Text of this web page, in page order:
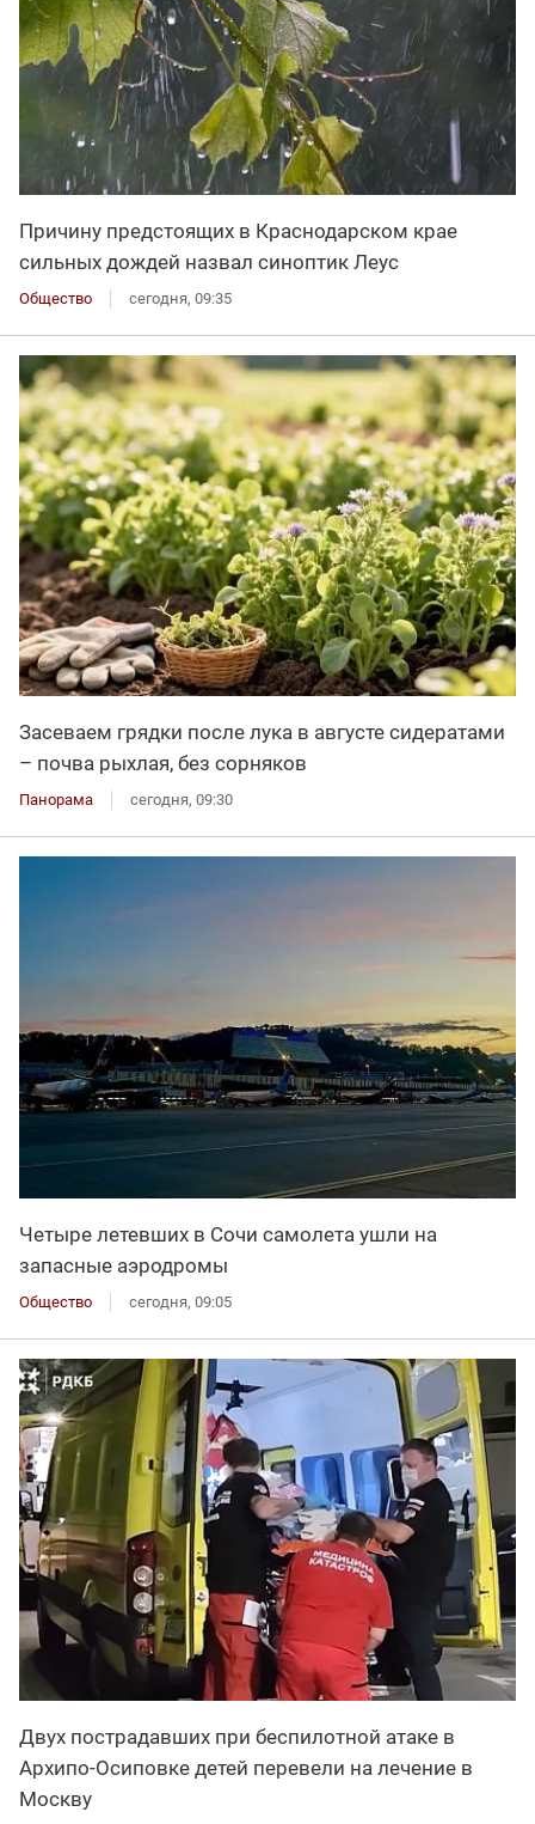
Причину предстоящих в Краснодарском крае
сильных дождей назвал синоптик Леус
Общество сегодня, 09:35
Засеваем грядки после лука в августе сидератами
– почва рыхлая, без сорняков
Панорама сегодня, 09:30
Четыре летевших в Сочи самолета ушли на
запасные аэродромы
Общество сегодня, 09:05
Двух пострадавших при беспилотной атаке в
Архипо-Осиповке детей перевели на лечение в
Москву